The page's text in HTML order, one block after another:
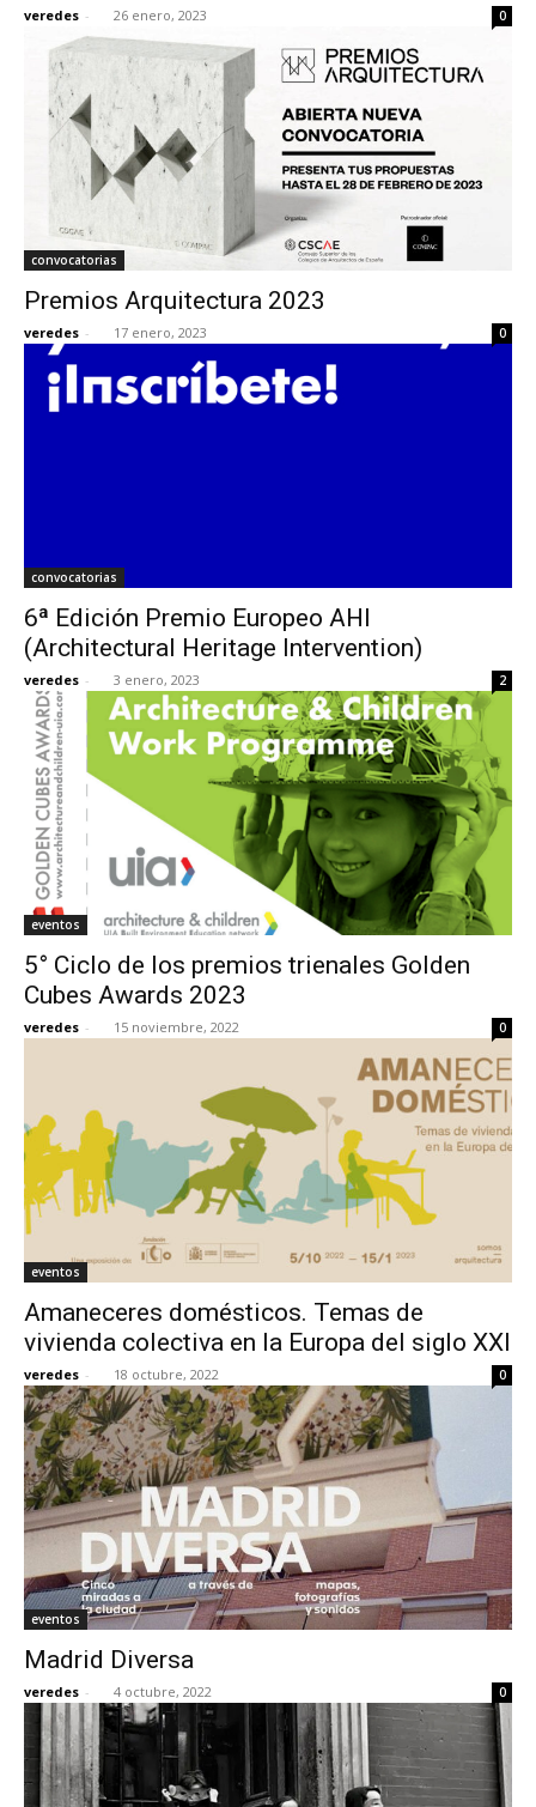
veredes - 26 enero, 2023 0
convocatorias
Premios Arquitectura 2023
veredes - 17 enero, 2023 0
convocatorias
6ª Edición Premio Europeo AHI
(Architectural Heritage Intervention)
veredes - 3 enero, 2023 2
eventos
5° Ciclo de los premios trienales Golden
Cubes Awards 2023
veredes - 15 noviembre, 2022 0
eventos
Amaneceres domésticos. Temas de
vivienda colectiva en la Europa del siglo XXI
veredes - 18 octubre, 2022 0
eventos
Madrid Diversa
veredes - 4 octubre, 2022 0